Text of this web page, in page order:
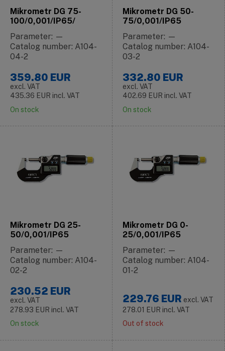
Mikrometr DG 75-
100/0,001/IP65/
Parameter: —
Catalog number: A104-
04-2
359.80 EUR
excl. VAT
435.36 EUR incl. VAT
On stock
Mikrometr DG 50-
75/0,001/IP65
Parameter: —
Catalog number: A104-
03-2
332.80 EUR
excl. VAT
402.69 EUR incl. VAT
On stock
Mikrometr DG 25-
50/0,001/IP65
Parameter: —
Catalog number: A104-
02-2
230.52 EUR
excl. VAT
278.93 EUR incl. VAT
On stock
Mikrometr DG 0-
25/0,001/IP65
Parameter: —
Catalog number: A104-
01-2
229.76 EUR excl. VAT
278.01 EUR incl. VAT
Out of stock